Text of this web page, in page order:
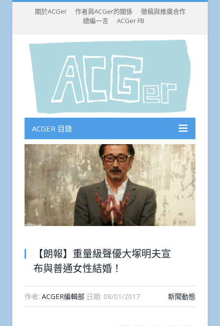
關於ACGer 作者與ACGer的關係
徵稿與推廣合作
總編一言
ACGer FB
ACGER 目錄
【朗報】重量級聲優大塚明夫宣
布與普通女性結婚！
作者: ACGER編輯部 日期: 08/01/2017 新聞動態